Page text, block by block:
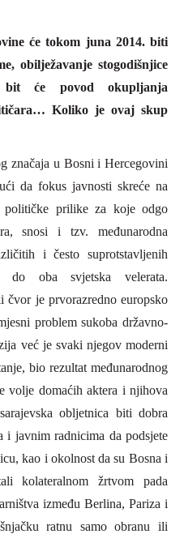
će tokom juna 2014. biti
obilježavanje stogodišnjice
bit će povod okupljanja
Koliko je ovaj skup
značaja u Bosni i Hercegovini
da fokus javnosti skreće na
političke prilike za koje odgo
snosi i tzv. međunarodna
i često suprotstavljenih
oba svjetska velerata.
čvor je prvorazredno europsko
problem sukoba državno-
već je svaki njegov moderni
bio rezultat međunarodnog
volje domaćih aktera i njihova
obljetnica biti dobra
i javnim radnicima da podsjete
kao i okolnost da su Bosna i
kolateralnom žrtvom pada
između Berlina, Pariza i
ratnu samo obranu ili